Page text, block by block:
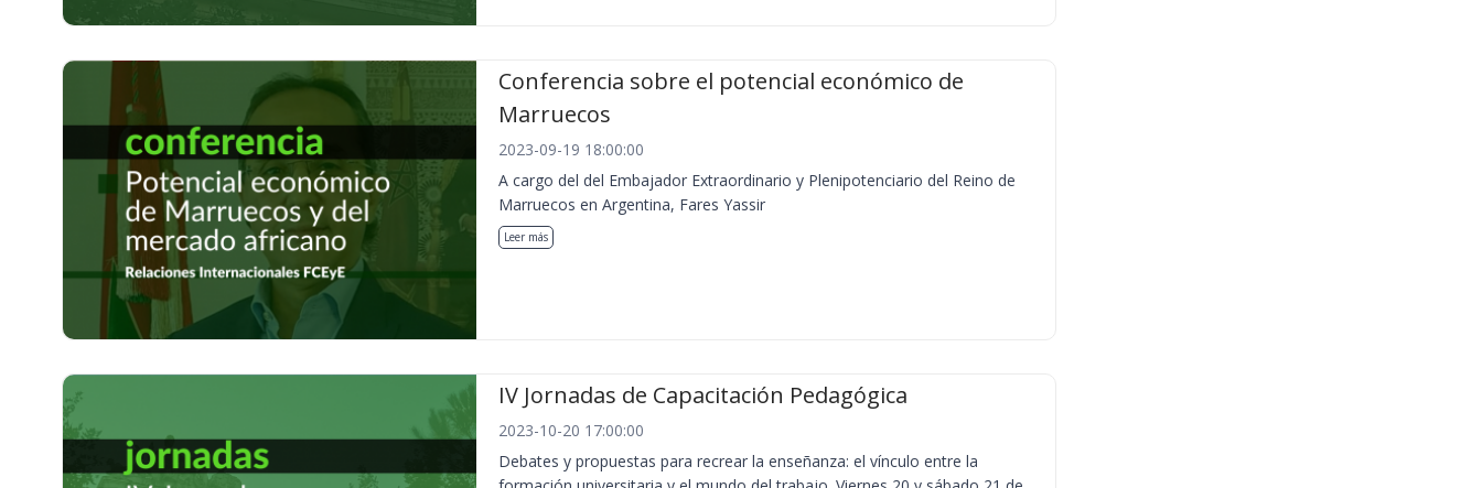
Conferencia sobre el potencial económico de
Marruecos
2023-09-19 18:00:00
A cargo del del Embajador Extraordinario y Plenipotenciario del Reino de
Marruecos en Argentina, Fares Yassir
Leer más
IV Jornadas de Capacitación Pedagógica
2023-10-20 17:00:00
Debates y propuestas para recrear la enseñanza: el vínculo entre la